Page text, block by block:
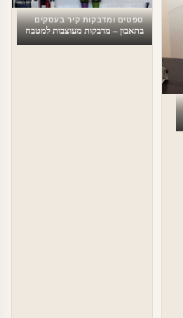
טפטים ומדבקות קיר בעסקים
בתאבון – מדבקות מעוצבות למטבח